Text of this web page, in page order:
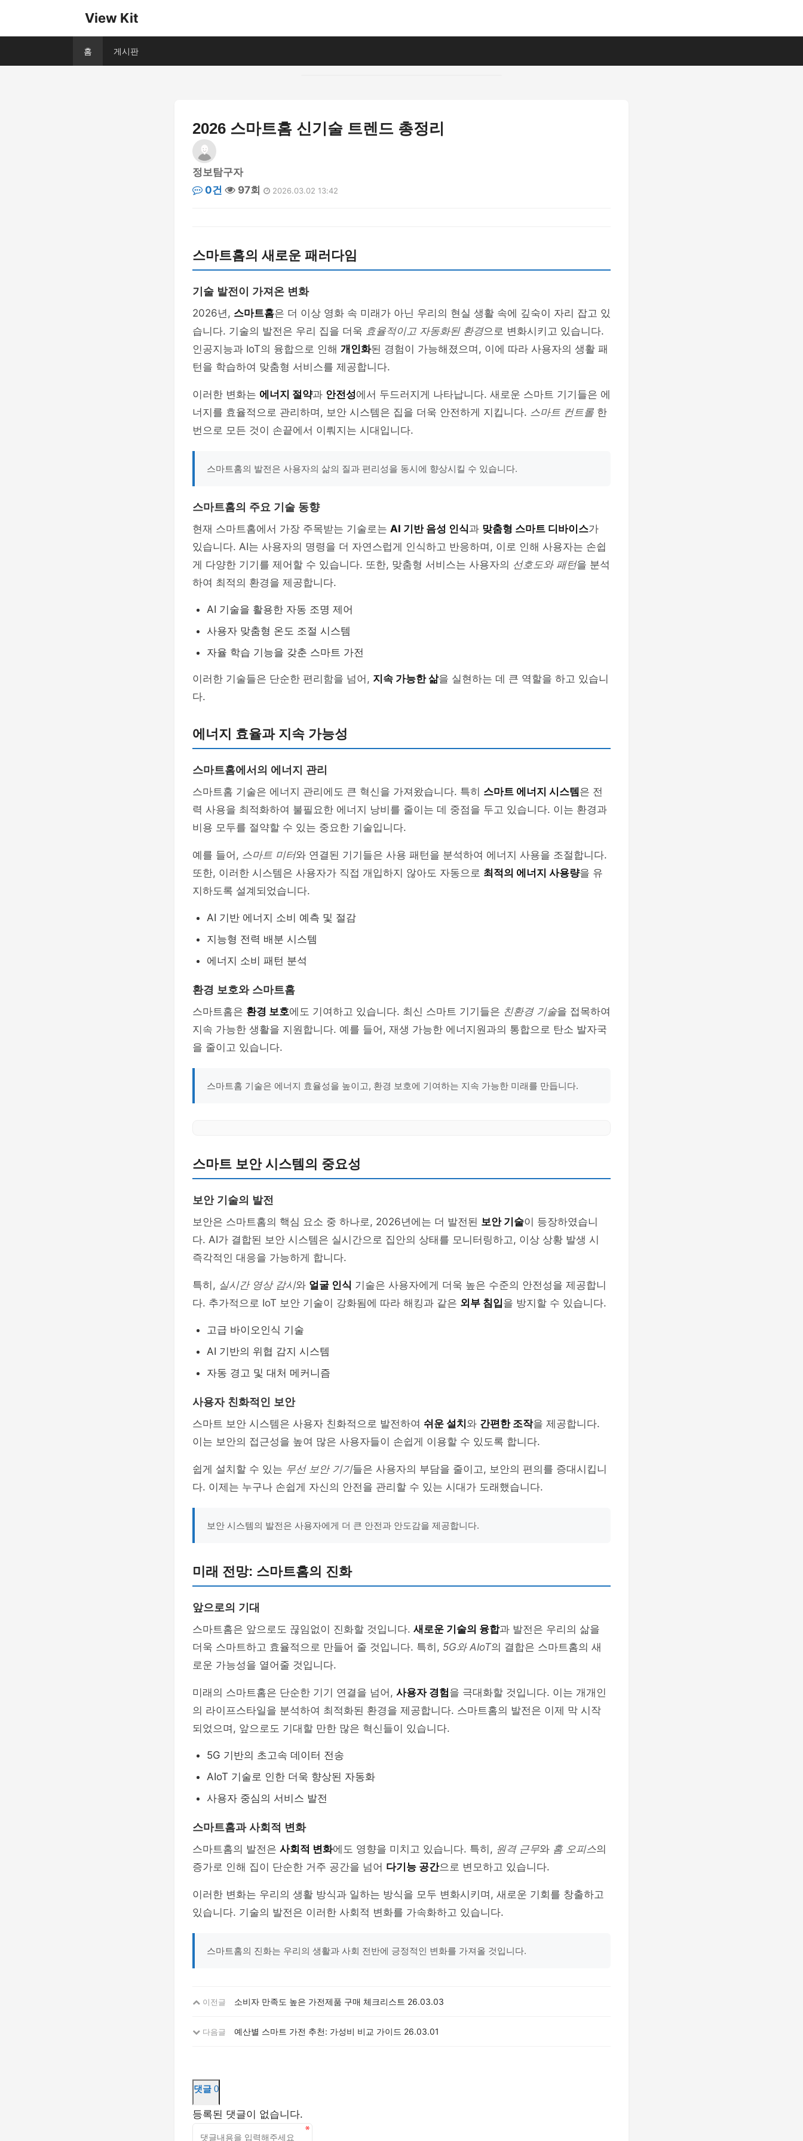
View Kit
홈 게시판
2026 스마트홈 신기술 트렌드 총정리
정보탐구자
0건
97회 2026.03.02 13:42
스마트홈의 새로운 패러다임
기술 발전이 가져온 변화
2026년, 스마트홈은 더 이상 영화 속 미래가 아닌 우리의 현실 생활 속에 깊숙이 자리 잡고 있
습니다. 기술의 발전은 우리 집을 더욱 효율적이고 자동화된 환경으로 변화시키고 있습니다.
인공지능과 IoT의 융합으로 인해 개인화된 경험이 가능해졌으며, 이에 따라 사용자의 생활 패
턴을 학습하여 맞춤형 서비스를 제공합니다.
이러한 변화는 에너지 절약과 안전성에서 두드러지게 나타납니다. 새로운 스마트 기기들은 에
너지를 효율적으로 관리하며, 보안 시스템은 집을 더욱 안전하게 지킵니다. 스마트 컨트롤 한
번으로 모든 것이 손끝에서 이뤄지는 시대입니다.
스마트홈의 발전은 사용자의 삶의 질과 편리성을 동시에 향상시킬 수 있습니다.
스마트홈의 주요 기술 동향
현재 스마트홈에서 가장 주목받는 기술로는 AI 기반 음성 인식과 맞춤형 스마트 디바이스가
있습니다. AI는 사용자의 명령을 더 자연스럽게 인식하고 반응하며, 이로 인해 사용자는 손쉽
게 다양한 기기를 제어할 수 있습니다. 또한, 맞춤형 서비스는 사용자의 선호도와 패턴을 분석
하여 최적의 환경을 제공합니다.
AI 기술을 활용한 자동 조명 제어
사용자 맞춤형 온도 조절 시스템
자율 학습 기능을 갖춘 스마트 가전
이러한 기술들은 단순한 편리함을 넘어, 지속 가능한 삶을 실현하는 데 큰 역할을 하고 있습니
다.
에너지 효율과 지속 가능성
스마트홈에서의 에너지 관리
스마트홈 기술은 에너지 관리에도 큰 혁신을 가져왔습니다. 특히 스마트 에너지 시스템 은 전
력 사용을 최적화하여 불필요한 에너지 낭비를 줄이는 데 중점을 두고 있습니다. 이는 환경과
비용 모두를 절약할 수 있는 중요한 기술입니다.
예를 들어, 스마트 미터와 연결된 기기들은 사용 패턴을 분석하여 에너지 사용을 조절합니다.
또한, 이러한 시스템은 사용자가 직접 개입하지 않아도 자동으로 최적의 에너지 사용량을 유
지하도록 설계되었습니다.
AI 기반 에너지 소비 예측 및 절감
지능형 전력 배분 시스템
에너지 소비 패턴 분석
환경 보호와 스마트홈
스마트홈은 환경 보호에도 기여하고 있습니다. 최신 스마트 기기들은 친환경 기술을 접목하여
지속 가능한 생활을 지원합니다. 예를 들어, 재생 가능한 에너지원과의 통합으로 탄소 발자국
을 줄이고 있습니다.
스마트홈 기술은 에너지 효율성을 높이고, 환경 보호에 기여하는 지속 가능한 미래를 만듭니다.
스마트 보안 시스템의 중요성
보안 기술의 발전
보안은 스마트홈의 핵심 요소 중 하나로, 2026년에는 더 발전된 보안 기술이 등장하였습니
다. AI가 결합된 보안 시스템은 실시간으로 집안의 상태를 모니터링하고, 이상 상황 발생 시
즉각적인 대응을 가능하게 합니다.
특히, 실시간 영상 감시와 얼굴 인식 기술은 사용자에게 더욱 높은 수준의 안전성을 제공합니
다. 추가적으로 IoT 보안 기술이 강화됨에 따라 해킹과 같은 외부 침입을 방지할 수 있습니다.
고급 바이오인식 기술
AI 기반의 위협 감지 시스템
자동 경고 및 대처 메커니즘
사용자 친화적인 보안
스마트 보안 시스템은 사용자 친화적으로 발전하여 쉬운 설치 와 간편한 조작을 제공합니다.
이는 보안의 접근성을 높여 많은 사용자들이 손쉽게 이용할 수 있도록 합니다.
쉽게 설치할 수 있는 무선 보안 기기들은 사용자의 부담을 줄이고, 보안의 편의를 증대시킵니
다. 이제는 누구나 손쉽게 자신의 안전을 관리할 수 있는 시대가 도래했습니다.
보안 시스템의 발전은 사용자에게 더 큰 안전과 안도감을 제공합니다.
미래 전망: 스마트홈의 진화
앞으로의 기대
스마트홈은 앞으로도 끊임없이 진화할 것입니다. 새로운 기술의 융합과 발전은 우리의 삶을
더욱 스마트하고 효율적으로 만들어 줄 것입니다. 특히, 5G와 AIoT의 결합은 스마트홈의 새
로운 가능성을 열어줄 것입니다.
미래의 스마트홈은 단순한 기기 연결을 넘어, 사용자 경험을 극대화할 것입니다. 이는 개개인
의 라이프스타일을 분석하여 최적화된 환경을 제공합니다. 스마트홈의 발전은 이제 막 시작
되었으며, 앞으로도 기대할 만한 많은 혁신들이 있습니다.
5G 기반의 초고속 데이터 전송
AIoT 기술로 인한 더욱 향상된 자동화
사용자 중심의 서비스 발전
스마트홈과 사회적 변화
스마트홈의 발전은 사회적 변화에도 영향을 미치고 있습니다. 특히, 원격 근무와 홈 오피스의
증가로 인해 집이 단순한 거주 공간을 넘어 다기능 공간으로 변모하고 있습니다.
이러한 변화는 우리의 생활 방식과 일하는 방식을 모두 변화시키며, 새로운 기회를 창출하고
있습니다. 기술의 발전은 이러한 사회적 변화를 가속화하고 있습니다.
스마트홈의 진화는 우리의 생활과 사회 전반에 긍정적인 변화를 가져올 것입니다.
이전글 소비자 만족도 높은 가전제품 구매 체크리스트 26.03.03
다음글 예산별 스마트 가전 추천: 가성비 비교 가이드 26.03.01
댓글 0
등록된 댓글이 없습니다.